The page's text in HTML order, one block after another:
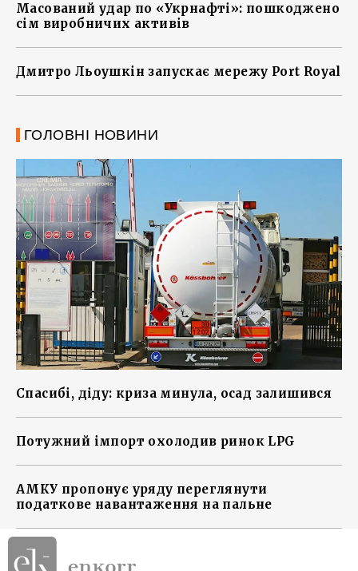
Масований удар по «Укрнафті»: пошкоджено
сім виробничих активів
Дмитро Льоушкін запускає мережу Port Royal
ГОЛОВНІ НОВИНИ
Спасибі, діду: криза минула, осад залишився
Потужний імпорт охолодив ринок LPG
АМКУ пропонує уряду переглянути
податкове навантаження на пальне